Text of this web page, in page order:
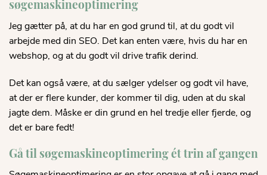
søgemaskineoptimering
Jeg gætter på, at du har en god grund til, at du godt vil
arbejde med din SEO. Det kan enten være, hvis du har en
webshop, og at du godt vil drive trafik derind.
Det kan også være, at du sælger ydelser og godt vil have,
at der er flere kunder, der kommer til dig, uden at du skal
jagte dem. Måske er din grund en hel tredje eller fjerde, og
det er bare fedt!
Gå til søgemaskineoptimering ét trin af gangen